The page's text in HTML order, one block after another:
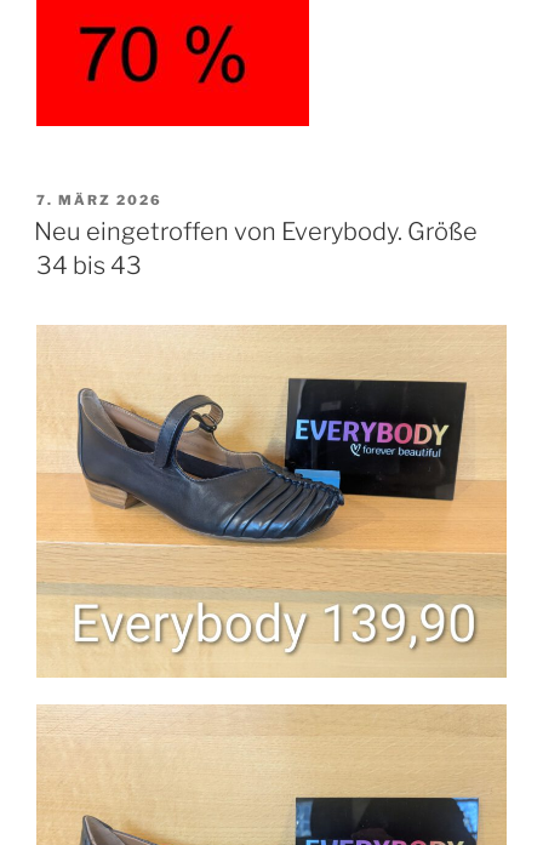
VERÖFFENTLICHT
AM
7. MÄRZ 2026
Neu eingetroffen von Everybody. Größe
34 bis 43